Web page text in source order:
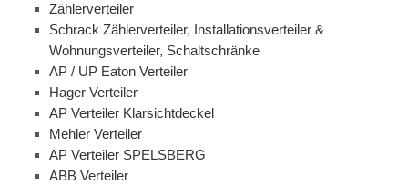
Zählerverteiler
Schrack Zählerverteiler, Installationsverteiler &
Wohnungsverteiler, Schaltschränke
AP / UP Eaton Verteiler
Hager Verteiler
AP Verteiler Klarsichtdeckel
Mehler Verteiler
AP Verteiler SPELSBERG
ABB Verteiler